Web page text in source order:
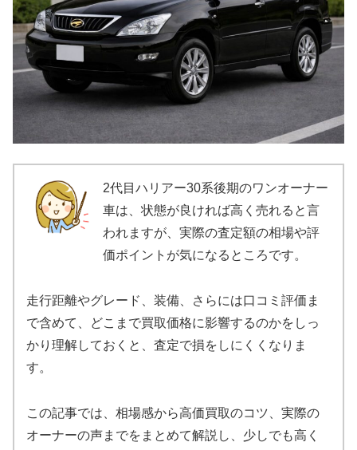
2代目ハリアー30系後期のワンオーナー
車は、状態が良ければ高く売れると言
われますが、実際の査定額の相場や評
価ポイントが気になるところです。
走行距離やグレード、装備、さらには口コミ評価ま
で含めて、どこまで買取価格に影響するのかをしっ
かり理解しておくと、査定で損をしにくくなりま
す。
この記事では、相場感から高価買取のコツ、実際の
オーナーの声までをまとめて解説し、少しでも高く